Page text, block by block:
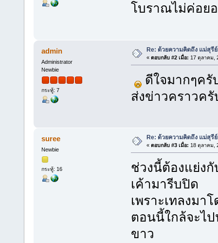
โบราณไม่ค่อยอ
admin
Administrator
Newbie
กระทู้: 7
Re: ด้วยความคิดถึง แม่สุรี
« ตอบกลับ #2 เมื่อ: 17 ตุลาคม,
ดีใจมากๆครั
ส่งข่าวคราวครั
suree
Newbie
กระทู้: 16
Re: ด้วยความคิดถึง แม่สุรี
« ตอบกลับ #3 เมื่อ: 18 ตุลาคม,
ช่วงนี้ต้องแย่งกั
เค้ามารีบปิด
เพราะเทลงมา
ตอนนี้ใกล้จะไ
ขาว